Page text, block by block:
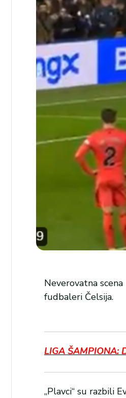
Neverovatna
fudbaleri Čelsija.
LIGA
„Plavci“ su razbili